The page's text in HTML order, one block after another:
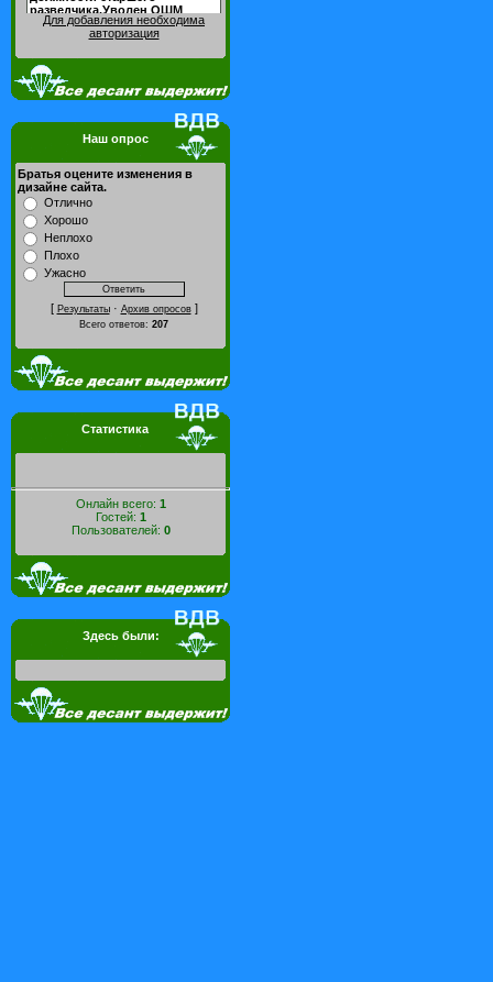
Для добавления необходима
авторизация
Наш опрос
Братья оцените изменения в
дизайне сайта.
Отлично
Хорошо
Неплохо
Плохо
Ужасно
[ Результаты· Архив опросов]
Всего ответов: 207
Статистика
Онлайн всего: 1
Гостей: 1
Пользователей: 0
Здесь были: